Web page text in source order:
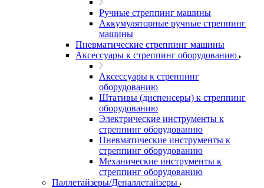
Ручные стреппинг машины
Аккумуляторные ручные стреппинг
машины
Пневматические стреппинг машины
Аксессуары к стреппинг оборудованию
Аксессуары к стреппинг
оборудованию
Штативы (диспенсеры) к стреппинг
оборудованию
Электрические инструменты к
стреппинг оборудованию
Пневматические инструменты к
стреппинг оборудованию
Механические инструменты к
стреппинг оборудованию
Паллетайзеры/Депаллетайзеры